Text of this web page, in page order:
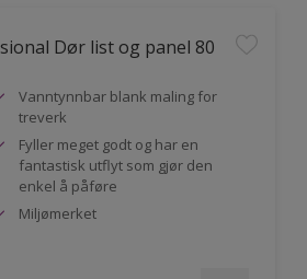
Dør list og panel 80
Vanntynnbar blank maling for
treverk
Fyller meget godt og har en
fantastisk utflyt som gjør den
enkel å påføre
Miljømerket